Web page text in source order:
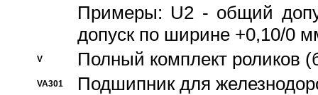
Примеры: U2 - общий
допуск по ширине +0,10/0
V Полный комплект роликов
VA301 Подшипник для